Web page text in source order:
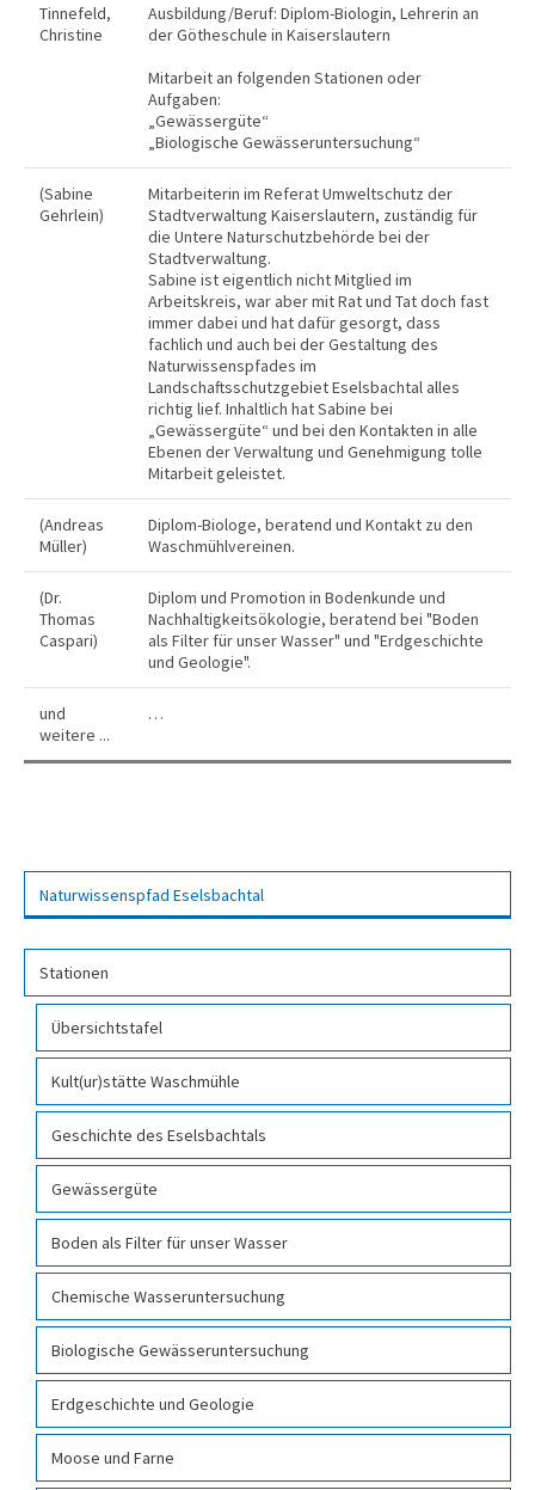
Tinnefeld,
Christine
Ausbildung/Beruf: Diplom-Biologin, Lehrerin an
der Götheschule in Kaiserslautern
Mitarbeit an folgenden Stationen oder
Aufgaben:
„Gewässergüte“
„Biologische Gewässeruntersuchung“
(Sabine
Gehrlein)
Mitarbeiterin im Referat Umweltschutz der
Stadtverwaltung Kaiserslautern, zuständig für
die Untere Naturschutzbehörde bei der
Stadtverwaltung.
Sabine ist eigentlich nicht Mitglied im
Arbeitskreis, war aber mit Rat und Tat doch fast
immer dabei und hat dafür gesorgt, dass
fachlich und auch bei der Gestaltung des
Naturwissenspfades im
Landschaftsschutzgebiet Eselsbachtal alles
richtig lief. Inhaltlich hat Sabine bei
„Gewässergüte“ und bei den Kontakten in alle
Ebenen der Verwaltung und Genehmigung tolle
Mitarbeit geleistet.
(Andreas
Müller)
Diplom-Biologe, beratend und Kontakt zu den
Waschmühlvereinen.
(Dr.
Thomas
Caspari)
Diplom und Promotion in Bodenkunde und
Nachhaltigkeitsökologie, beratend bei "Boden
als Filter für unser Wasser" und "Erdgeschichte
und Geologie".
und
weitere ...
…
Natur­wissens­pfad Esels­bachtal
Stationen
Übersichtstafel
Kult(ur)stätte Waschmühle
Geschichte des Eselsbachtals
Gewässergüte
Boden als Filter für unser Wasser
Chemische Wasseruntersuchung
Biologische Gewässeruntersuchung
Erdgeschichte und Geologie
Moose und Farne